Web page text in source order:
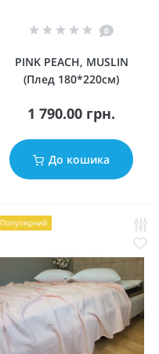
0
PINK PEACH, MUSLIN
(Плед 180*220см)
1 790.00 грн.
До кошика
Популярний